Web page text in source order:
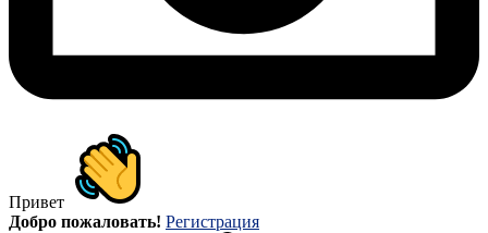
Привет
Добро пожаловать! Регистрация